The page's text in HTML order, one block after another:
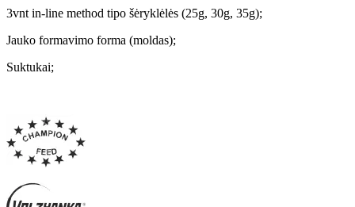
3vnt in-line method tipo šėryklėlės (25g, 30g, 35g);
Jauko formavimo forma (moldas);
Suktukai;